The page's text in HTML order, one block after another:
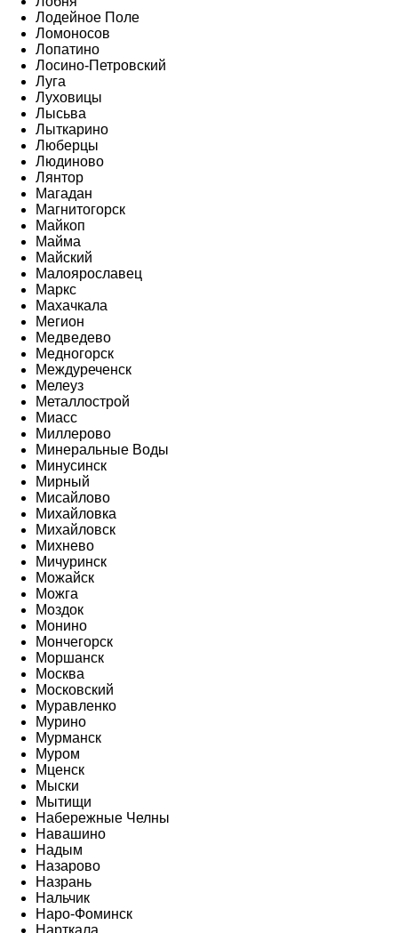
Лодейное Поле
Ломоносов
Лопатино
Лосино-Петровский
Луга
Луховицы
Лысьва
Лыткарино
Люберцы
Людиново
Лянтор
Магадан
Магнитогорск
Майкоп
Майма
Майский
Малоярославец
Маркс
Махачкала
Мегион
Медведево
Медногорск
Междуреченск
Мелеуз
Металлострой
Миасс
Миллерово
Минеральные Воды
Минусинск
Мирный
Мисайлово
Михайловка
Михайловск
Михнево
Мичуринск
Можайск
Можга
Моздок
Монино
Мончегорск
Моршанск
Москва
Московский
Муравленко
Мурино
Мурманск
Муром
Мценск
Мыски
Мытищи
Набережные Челны
Навашино
Надым
Назарово
Назрань
Нальчик
Наро-Фоминск
Нарткала